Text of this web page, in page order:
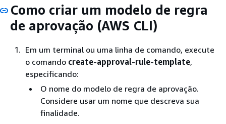
Como criar um modelo de regra
de aprovação (AWS CLI)
Em um terminal ou uma linha de comando, execute
o comando create-approval-rule-template,
especificando:
O nome do modelo de regra de aprovação.
Considere usar um nome que descreva sua
finalidade.